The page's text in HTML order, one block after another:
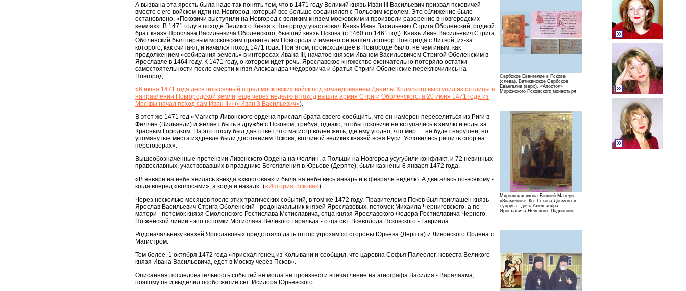
Сербское Евангелие в Пскове
(слева), Ватиканское Сербское
Евангелие (верх), «Апостол»
Мирожского Псковского монастыря
Мирожская икона Божией Матери
«Знамение». Кн. Пскова Довмонт и
супруга - дочь Александра
Ярославича Невского. Подлинник
А вызвана эта ярость была надо так понять тем, что в 1471 году Великий князь Иван III Васильевич призвал псковичей
вместе с его войском идти на Новгород, который все больше соединялся с Польским королем. Это сближение было
остановлено. «Псковичи выступили на Новгород с великим князем московским и произвели разорение в новгородских
землях». В 1471 году в походе Великого Князя к Новгороду участвовал Князь Иван Васильевич Стрига Оболенский, родной
брат князя Ярослава Васильевича Оболенского, бывший князь Пскова (с 1460 по 1461 год). Князь Иван Васильевич Стрига
Оболенский был первым московским правителем Новгорода и именно он нашел договор Новгорода с Литвой, из-за
которого, как считают, и начался поход 1471 года. При этом, происходящее в Новгороде было, не чем иным, как
продолжением «собирания земель» в интересах Ивана III, начатое князем Иваном Васильевичем Стригой Оболенским в
Ярославле в 1464 году. К 1471 году, о котором идет речь, Ярославское княжество окончательно потеряло остатки
самостоятельности после смерти князя Александра Фёдоровича и братья Стриги Оболенские переключились на
Новгород:
«6 июня 1471 года десятитысячный отряд московских войск под командованием Данилы Холмского выступил из столицы в
направлении Новгородской земли, ещё через неделю в поход вышла армия Стриги Оболенского, а 20 июня 1471 года из
Москвы начал поход сам Иван III» («Иван 3 Васильевич»).
В этот же 1471 год «Магистр Ливонского ордена прислал брата своего сообщить, что он намерен переселиться из Риги в
Феллин (Вильянди) и желает быть в дружбе с Псковом, требуя, однако, чтобы псковичи не вступались в землю и воды за
Красным Городком. На это послу был дан ответ, что магистр волен жить, где ему угодно, что мир … не будет нарушен, но
упомянутые места издревле были достоянием Пскова, вотчиной великих князей всея Руси. Условились решить спор на
переговорах».
Вышеобозначенные претензии Ливонского Ордена на Феллин, а Польши на Новгород усугубили конфликт, и 72 невинных
православных, участвовавших в празднике Богоявления в Юрьеве (Дерпте), были казнены 8 января 1472 года.
«В январе на небе явилась звезда «хвостовая» и была на небе весь январь и в феврале неделю. А двигалась по-всякому -
когда вперед «волосами», а когда и назад». («История Пскова»).
Через несколько месяцев после этих трагических событий, в том же 1472 году, Правителем в Псков был приглашен князь
Ярослав Васильевич Стрига Оболенский - родоначальник князей Ярославовых, потомок Михаила Черниговского, а по
матери - потомок князя Смоленского Ростислава Мстиславича, отца князя Ярославского Федора Ростиславича Черного.
По женской линии - это потомки Мстислава Великого Гаральда - отца свт. Всеволода Псковского - Гавриила.
Родоначальнику князей Ярославовых предстояло дать отпор угрозам со стороны Юрьева (Дерпта) и Ливонского Ордена с
Магистром.
Тем более, 1 октября 1472 года «приехал гонец из Колывани и сообщил, что царевна Софья Палеолог, невеста Великого
князя Ивана Васильевича, едет в Москву через Псков».
Описанная последовательность событий не могла не произвести впечатление на агиографа Василия - Варалаама,
поэтому он и выделил особо житие свт. Исидора Юрьевского.